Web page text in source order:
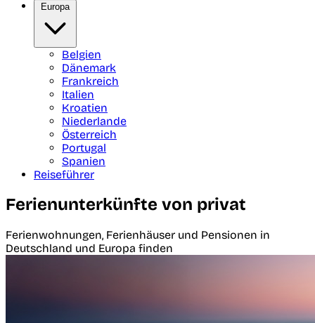
Europa
Belgien
Dänemark
Frankreich
Italien
Kroatien
Niederlande
Österreich
Portugal
Spanien
Reiseführer
Ferienunterkünfte von privat
Ferienwohnungen, Ferienhäuser und Pensionen in
Deutschland und Europa finden